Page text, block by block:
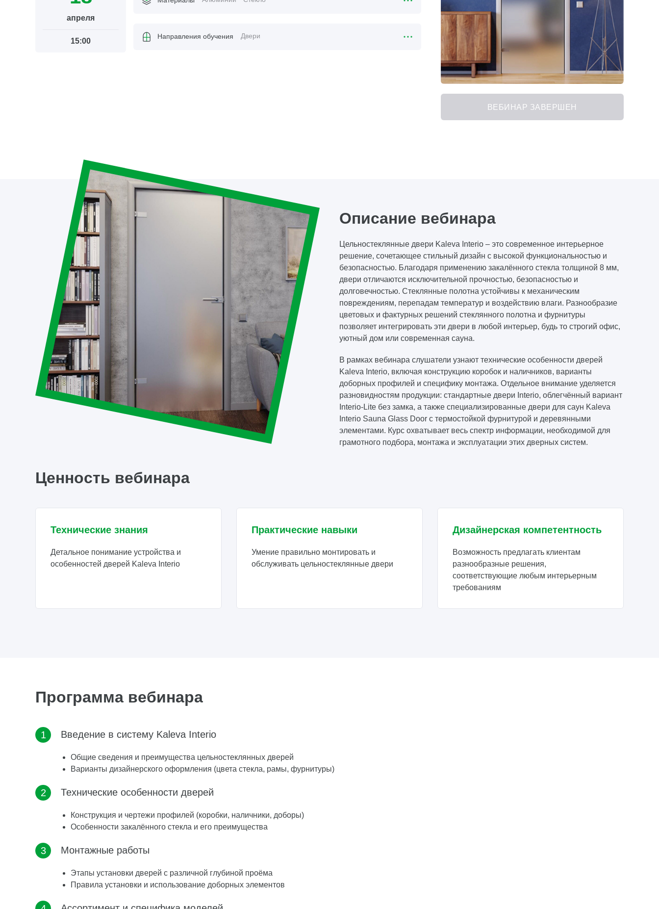
апреля
15:00
Направления обучения Двери
ВЕБИНАР ЗАВЕРШЕН
Описание вебинара
Цельностеклянные двери Kaleva Interio – это современное интерьерное
решение, сочетающее стильный дизайн с высокой функциональностью и
безопасностью. Благодаря применению закалённого стекла толщиной 8 мм,
двери отличаются исключительной прочностью, безопасностью и
долговечностью. Стеклянные полотна устойчивы к механическим
повреждениям, перепадам температур и воздействию влаги. Разнообразие
цветовых и фактурных решений стеклянного полотна и фурнитуры
позволяет интегрировать эти двери в любой интерьер, будь то строгий офис,
уютный дом или современная сауна.
В рамках вебинара слушатели узнают технические особенности дверей
Kaleva Interio, включая конструкцию коробок и наличников, варианты
доборных профилей и специфику монтажа. Отдельное внимание уделяется
разновидностям продукции: стандартные двери Interio, облегчённый вариант
Interio-Lite без замка, а также специализированные двери для саун Kaleva
Interio Sauna Glass Door с термостойкой фурнитурой и деревянными
элементами. Курс охватывает весь спектр информации, необходимой для
грамотного подбора, монтажа и эксплуатации этих дверных систем.
Ценность вебинара
Технические знания
Детальное понимание устройства и
особенностей дверей Kaleva Interio
Практические навыки
Умение правильно монтировать и
обслуживать цельностеклянные двери
Дизайнерская компетентность
Возможность предлагать клиентам
разнообразные решения,
соответствующие любым интерьерным
требованиям
Программа вебинара
Введение в систему Kaleva Interio
Общие сведения и преимущества цельностеклянных дверей
Варианты дизайнерского оформления (цвета стекла, рамы, фурнитуры)
Технические особенности дверей
Конструкция и чертежи профилей (коробки, наличники, доборы)
Особенности закалённого стекла и его преимущества
Монтажные работы
Этапы установки дверей с различной глубиной проёма
Правила установки и использование доборных элементов